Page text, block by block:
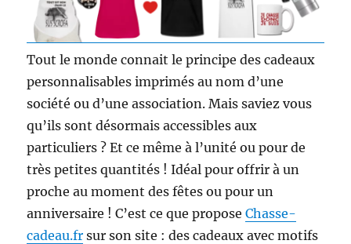
Tout le monde connait le principe des cadeaux
personnalisables imprimés au nom d’une
société ou d’une association. Mais saviez vous
qu’ils sont désormais accessibles aux
particuliers ? Et ce même à l’unité ou pour de
très petites quantités ! Idéal pour offrir à un
proche au moment des fêtes ou pour un
anniversaire ! C’est ce que proposeChasse-
cadeau.fr sur son site : des cadeaux avec motifs